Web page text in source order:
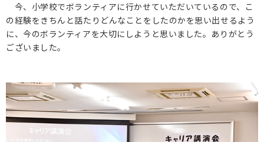
今、小学校でボランティアに行かせていただいているので、こ
の経験をきちんと話たりどんなことをしたのかを思い出せるよう
に、今のボランティアを大切にしようと思いました。ありがとう
ございました。